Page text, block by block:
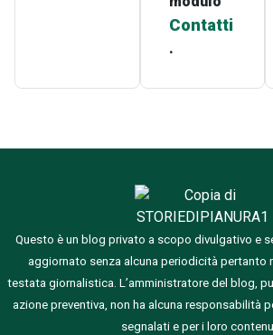
Contatti
.
Questo è un blog privato a scopo divulgativo e
aggiornato senza alcuna periodicità pertanto
testata giornalistica. L’amministratore del blog,
azione preventiva, non ha alcuna responsabilità
segnalati e per i loro